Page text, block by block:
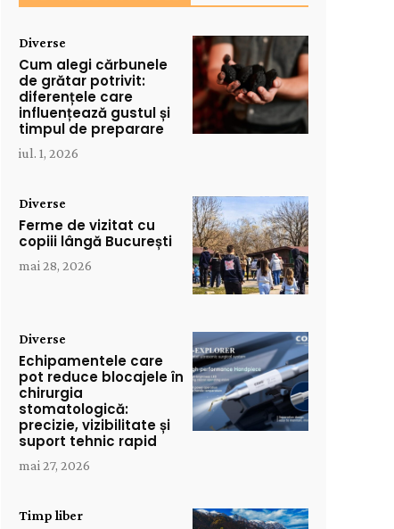
Diverse
Cum alegi cărbunele
de grătar potrivit:
diferențele care
influențează gustul și
timpul de preparare
iul. 1, 2026
Diverse
Ferme de vizitat cu
copiii lângă București
mai 28, 2026
Diverse
Echipamentele care
pot reduce blocajele în
chirurgia
stomatologică:
precizie, vizibilitate și
suport tehnic rapid
mai 27, 2026
Timp liber